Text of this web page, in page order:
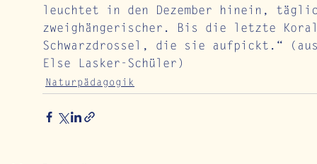
leuchtet in den Dezember hinein,
zweighängerischer. Bis die letzte
Schwarzdrossel, die sie aufpickt.“
Else Lasker-Schüler)
Naturpädagogik